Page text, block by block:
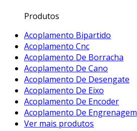
Produtos
Acoplamento Bipartido
Acoplamento Cnc
Acoplamento De Borracha
Acoplamento De Cano
Acoplamento De Desengate
Acoplamento De Eixo
Acoplamento De Encoder
Acoplamento De Engrenagem
Ver mais produtos